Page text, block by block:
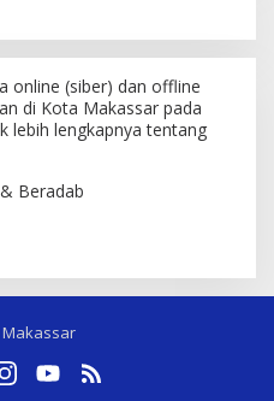
online (siber) dan offline
di Kota Makassar pada
lebih lengkapnya tentang
Beradab